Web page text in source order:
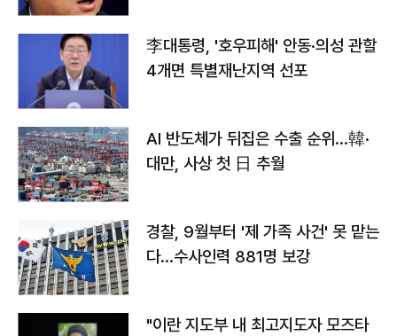
李대통령, '호우피해' 안동·의성 관할
4개면 특별재난지역 선포
AI 반도체가 뒤집은 수출 순위…韓·
대만, 사상 첫 日 추월
경찰, 9월부터 '제 가족 사건' 못 맡는
다…수사인력 881명 보강
"이란 지도부 내 최고지도자 모즈타